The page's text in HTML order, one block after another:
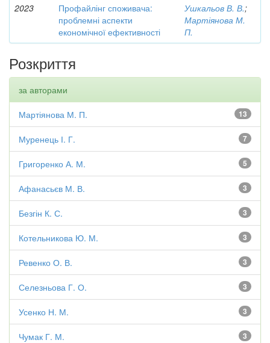
2023
Профайлінг споживача:
проблемні аспекти
економічної ефективності
Ушкальов В. В.;
Мартіянова М.
П.
Розкриття
за авторами
13
Мартіянова М. П.
7
Муренець І. Г.
5
Григоренко А. М.
3
Афанасьєв М. В.
3
Безгін К. С.
3
Котельникова Ю. М.
3
Ревенко О. В.
3
Селезньова Г. О.
3
Усенко Н. М.
3
Чумак Г. М.